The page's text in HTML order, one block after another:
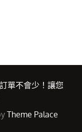
單不會少！讓您
Theme Palace